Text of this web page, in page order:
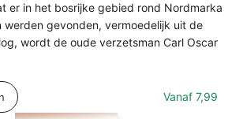
er in het bosrijke gebied rond Nordmarka
werden gevonden, vermoedelijk uit de
wordt de oude verzetsman Carl Oscar
Vanaf 7,99